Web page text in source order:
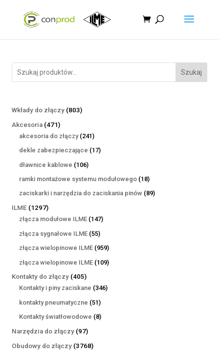
Szukaj
Wkłady do złączy 803803
Akcesoria 471471
produktów
akcesoria do złączy 241241
produktów
dekle zabezpieczające 1717
dławnice kablowe 106106
produktów
ramki montażowe systemu modułowego 1818
produktów
zaciskarki i narzędzia do zaciskania pinów 8989
ILME 12971297
produktów
złącza modułowe ILME 147147
złącza sygnałowe ILME 5555
produktów
złącza wielopinowe ILME 959959
produktów
złącza wielopinowe ILME 109109
Kontakty do złączy 405405
produktów
Kontakty i piny zaciskane 346346
kontakty pneumatyczne 5151
produktów
Kontakty światłowodowe 88
Narzędzia do złączy 9797
produktów
Obudowy do złączy 37683768